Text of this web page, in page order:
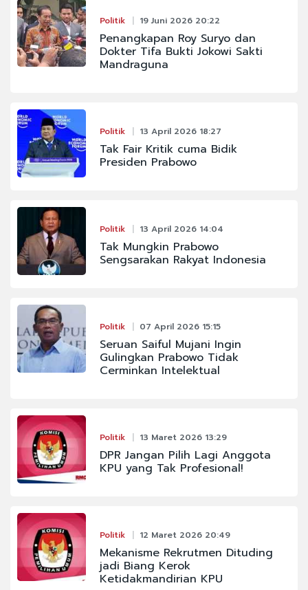
Politik 19 Juni 2026 20:22
Penangkapan Roy Suryo dan
Dokter Tifa Bukti Jokowi Sakti
Mandraguna
Politik 13 April 2026 18:27
Tak Fair Kritik cuma Bidik
Presiden Prabowo
Politik 13 April 2026 14:04
Tak Mungkin Prabowo
Sengsarakan Rakyat Indonesia
Politik 07 April 2026 15:15
Seruan Saiful Mujani Ingin
Gulingkan Prabowo Tidak
Cerminkan Intelektual
Politik 13 Maret 2026 13:29
DPR Jangan Pilih Lagi Anggota
KPU yang Tak Profesional!
Politik 12 Maret 2026 20:49
Mekanisme Rekrutmen Dituding
jadi Biang Kerok
Ketidakmandirian KPU